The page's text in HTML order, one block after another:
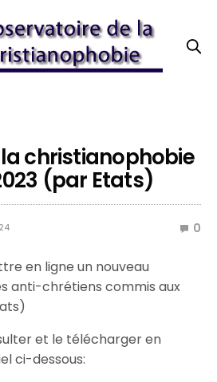
christianophobie
(par Etats)
0
en ligne un nouveau
anti-chrétiens commis aux
et le télécharger en
ci-dessous: